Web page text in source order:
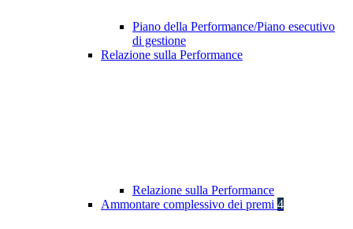
Piano della Performance/Piano esecutivo
di gestione
Relazione sulla Performance
Relazione sulla Performance
Ammontare complessivo dei premi 4